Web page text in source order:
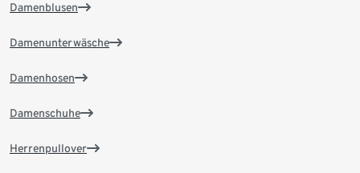
Damenblusen
Damenunterwäsche
Damenhosen
Damenschuhe
Herrenpullover